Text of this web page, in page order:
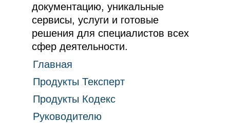
Главная
Продукты Тексперт
Продукты Кодекс
Руководителю
документацию, уникальные
сервисы, услуги и готовые
решения для специалистов всех
сфер деятельности.